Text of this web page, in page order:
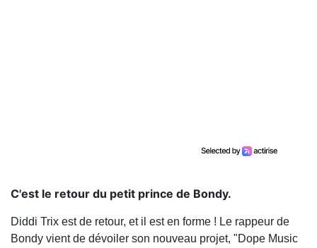
C'est le retour du petit prince de Bondy.
Diddi Trix est de retour, et il est en forme ! Le rappeur de
Bondy vient de dévoiler son nouveau projet, "Dope Music